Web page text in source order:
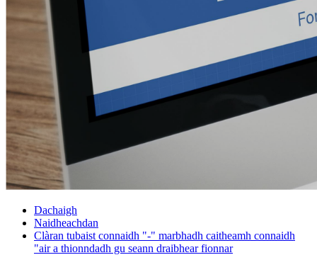
Dachaigh
Naidheachdan
Clàran tubaist connaidh "-" marbhadh caitheamh connaidh
"air a thionndadh gu seann draibhear fionnar